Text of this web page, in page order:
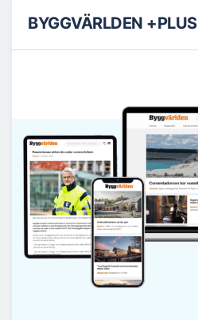
BYGGVÄRLDEN +PLUS